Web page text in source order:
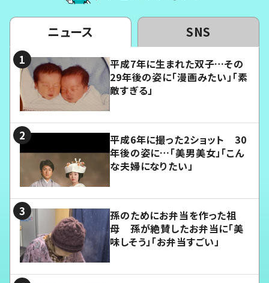
ニュース SNS
平成7年に生まれた双子…その
29年後の姿に「漫画みたい」「素
敵すぎる」
平成6年に撮った2ショット 30
年後の姿に…「美男美女」「こん
な夫婦になりたい」
孫のためにお弁当を作った祖
母 孫が絶賛したお弁当に「美
味しそう」「お弁当すごい」